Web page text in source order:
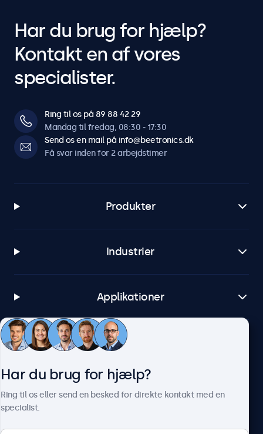
Har du brug for hjælp?
Kontakt en af vores
specialister.
Ring til os på 89 88 42 29
Mandag til fredag, 08:30 - 17:30
Send os en mail på info@beetronics.dk
Få svar inden for 2 arbejdstimer
Produkter
Industrier
Applikationer
Kundeservice
Har du brug for hjælp?
Ring til os eller send en besked for direkte kontakt med en
specialist.